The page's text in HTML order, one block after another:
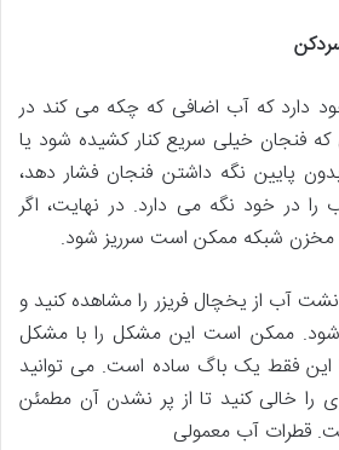
دارد که آب اضافی که چکه می کند در
فنجان خیلی سریع کنار کشیده شود یا
پایین نگه داشتن فنجان فشار دهد،
را در خود نگه می دارد. در نهایت، اگر
مخزن شبکه ممکن است سرریز شود.
آب از یخچال فریزر را مشاهده کنید و
شود. ممکن است این مشکل را با مشکل
این فقط یک باگ ساده است. می توانید
را خالی کنید تا از پر نشدن آن مطمئن
قطرات آب معمولی